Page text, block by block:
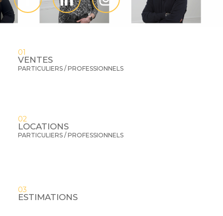
01
VENTES
PARTICULIERS / PROFESSIONNELS
02
LOCATIONS
PARTICULIERS / PROFESSIONNELS
03
ESTIMATIONS